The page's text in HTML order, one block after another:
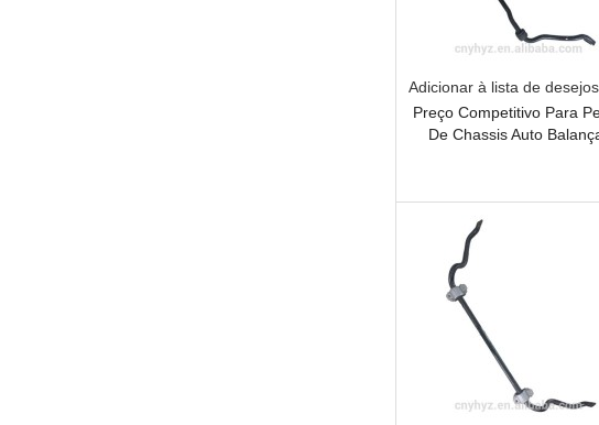
Adicionar à lista de desejos
Preço Competitivo Para
De Chassis Auto